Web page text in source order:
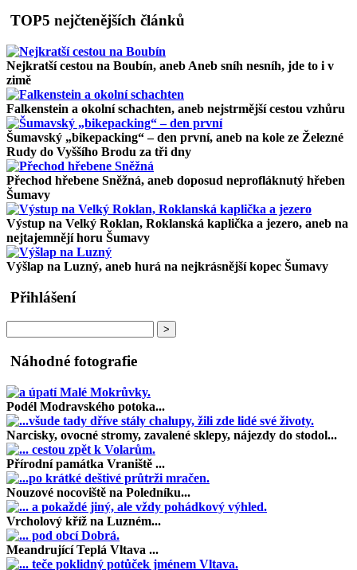
TOP5 nejčtenějších článků
Nejkratší cestou na Boubín, aneb Aneb sníh nesníh, jde to i v
zimě
Falkenstein a okolní schachten, aneb nejstrmější cestou vzhůru
Šumavský „bikepacking“ – den první, aneb na kole ze Železné
Rudy do Vyššího Brodu za tři dny
Přechod hřebene Sněžná, aneb doposud neprofláknutý hřeben
Šumavy
Výstup na Velký Roklan, Roklanská kaplička a jezero, aneb na
nejtajemnějí horu Šumavy
Výšlap na Luzný, aneb hurá na nejkrásnější kopec Šumavy
Přihlášení
Náhodné fotografie
Podél Modravského potoka...
Narcisky, ovocné stromy, zavalené sklepy, nájezdy do stodol...
Přírodní památka Vraniště ...
Nouzové nocoviště na Poledníku...
Vrcholový kříž na Luzném...
Meandrující Teplá Vltava ...